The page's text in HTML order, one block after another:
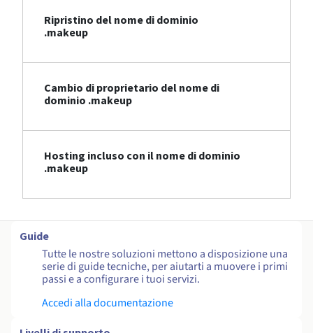
Ripristino del nome di dominio
.makeup
Cambio di proprietario del nome di
dominio .makeup
Hosting incluso con il nome di dominio
.makeup
Guide
Tutte le nostre soluzioni mettono a disposizione una
serie di guide tecniche, per aiutarti a muovere i primi
passi e a configurare i tuoi servizi.
Accedi alla documentazione